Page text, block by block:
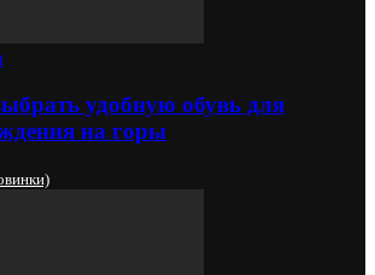
удобную обувь для
на горы